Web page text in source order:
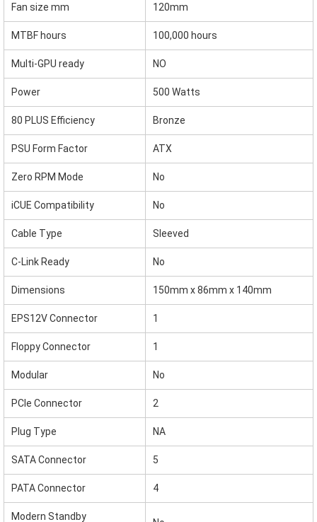
Fan size mm 120mm
MTBF hours 100,000 hours
Multi-GPU ready NO
Power 500 Watts
80 PLUS Efficiency Bronze
PSU Form Factor ATX
Zero RPM Mode No
iCUE Compatibility No
Cable Type Sleeved
C-Link Ready No
Dimensions 150mm x 86mm x 140mm
EPS12V Connector 1
Floppy Connector 1
Modular No
PCIe Connector 2
Plug Type NA
SATA Connector 5
PATA Connector 4
Modern Standby